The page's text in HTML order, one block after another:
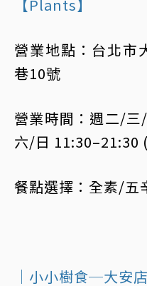
【Plants】
營業地點：台北市
巷10號
營業時間：週二/
六/日 11:30–21:30
餐點選擇：全素/五
｜小小樹食─大安店